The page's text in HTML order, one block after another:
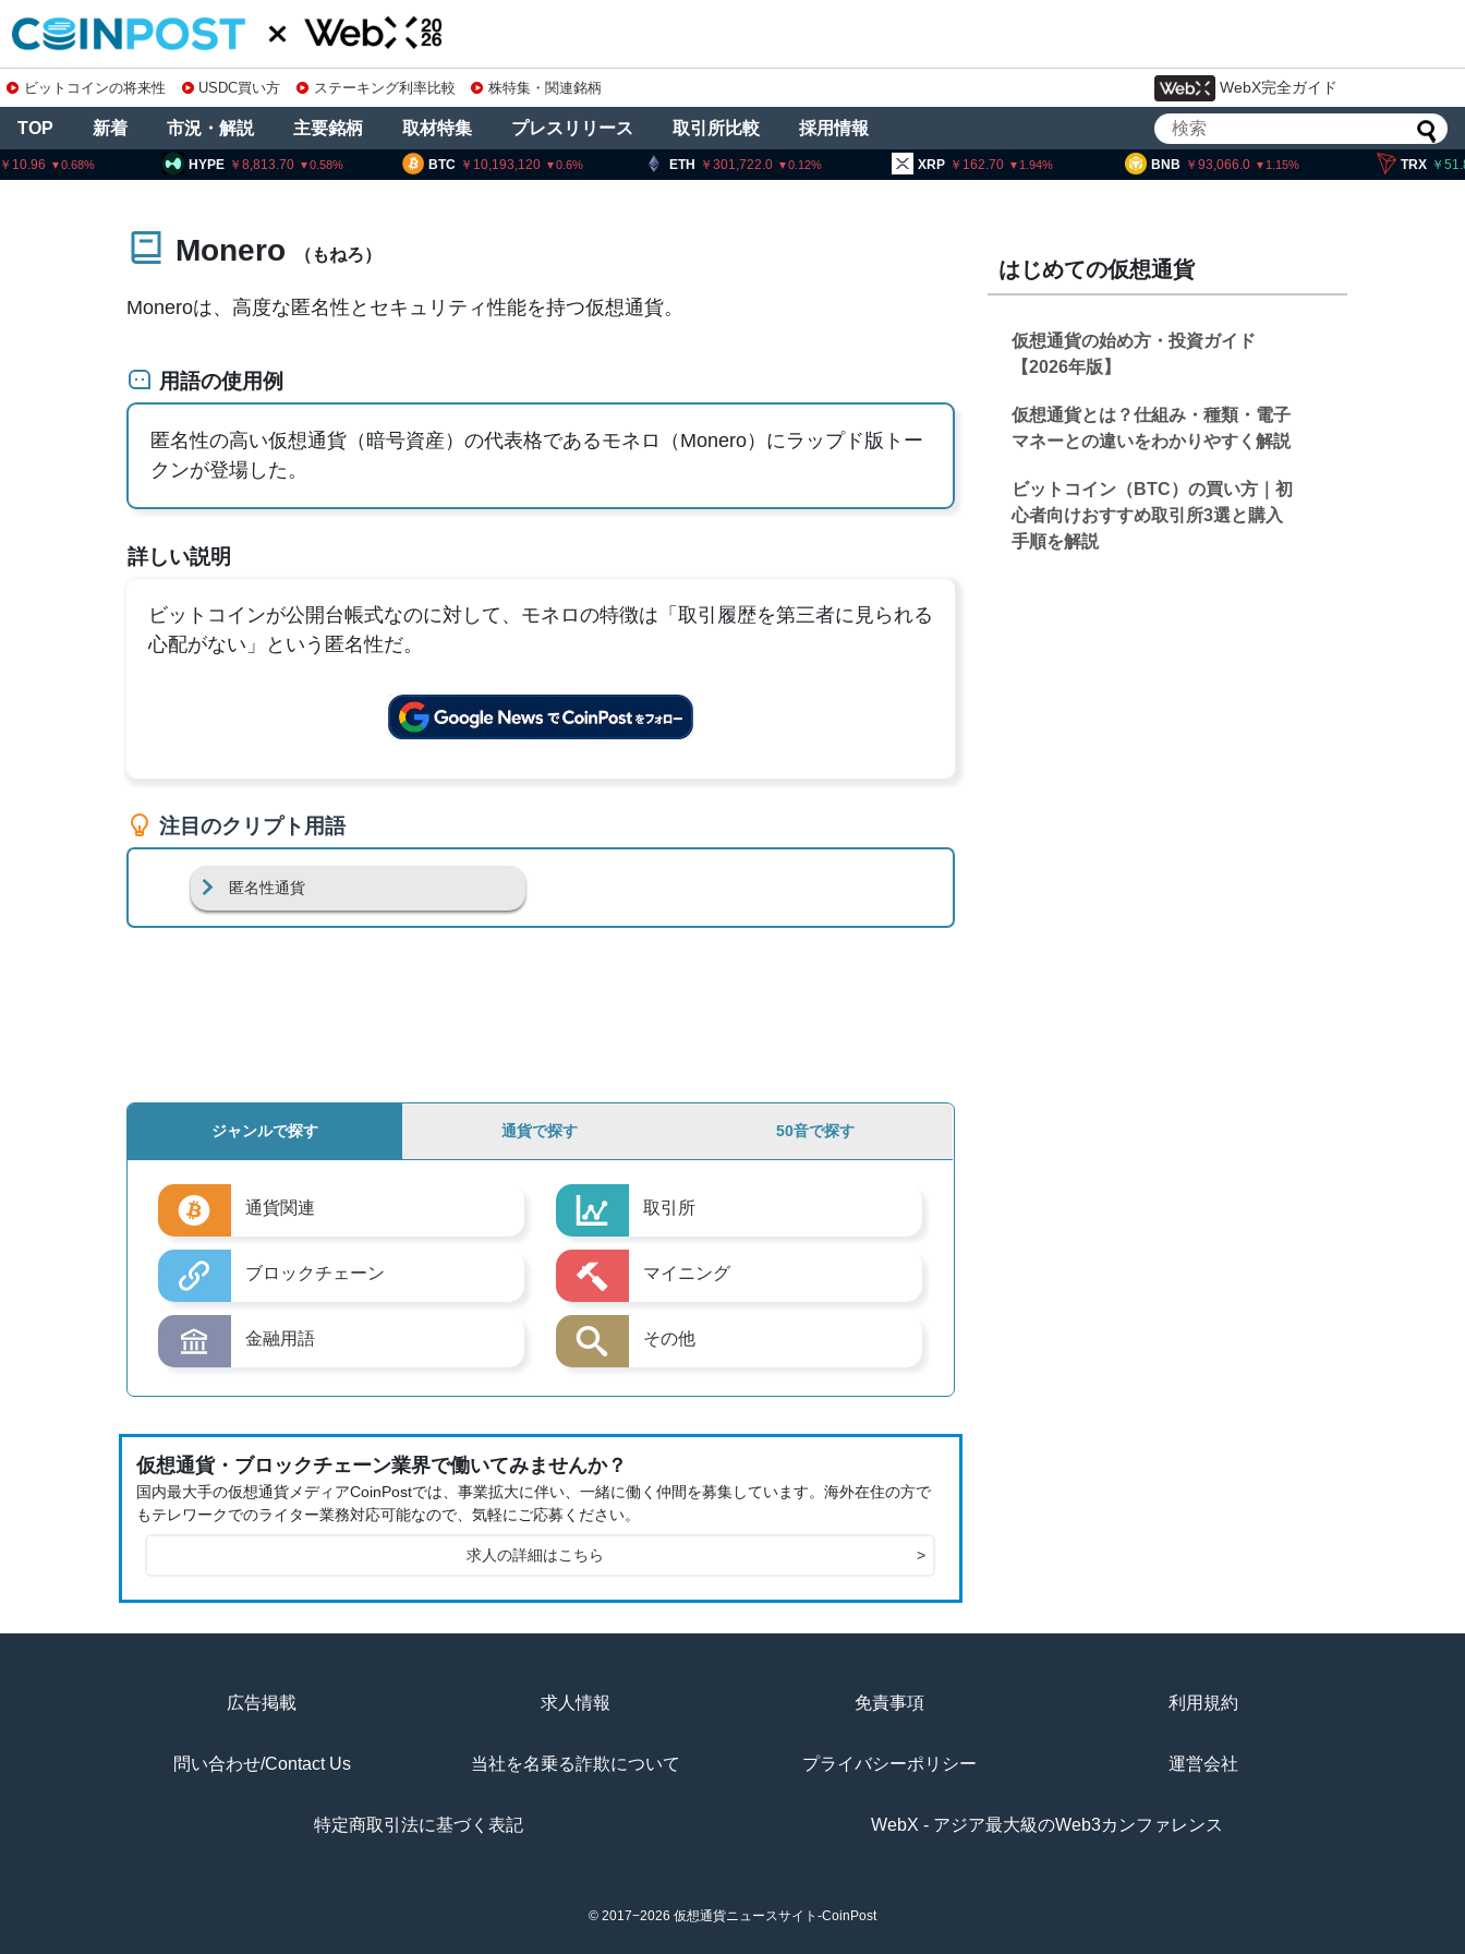
ビットコインの将来性 USDC買い方 ステーキング利率比較 株特集・関連銘柄 WebX完全ガイド
TOP 新着 市況・解説 主要銘柄 取材特集 プレスリリース 取引所比較 採用情報
BTC 10,193,120 0.6 ETH 301,722.0 0.12 XRP 162.70 1.94 BNB 93,066.0 1.15 TRX 51.83
HYPE 8,813.70 0.58
Monero （もねろ）
Moneroは、高度な匿名性とセキュリティ性能を持つ仮想通貨。
用語の使用例
匿名性の高い仮想通貨（暗号資産）の代表格であるモネロ（Monero）にラップド版トー
クンが登場した。
詳しい説明
ビットコインが公開台帳式なのに対して、モネロの特徴は「取引履歴を第三者に見られる
心配がない」という匿名性だ。
注目のクリプト用語
匿名性通貨
ジャンルで探す 通貨で探す 50音で探す
通貨関連
ブロックチェーン
金融用語
取引所
マイニング
その他
仮想通貨・ブロックチェーン業界で働いてみませんか？
国内最大手の仮想通貨メディアCoinPostでは、事業拡大に伴い、一緒に働く仲間を募集しています。海外在住の方で
もテレワークでのライター業務対応可能なので、気軽にご応募ください。
求人の詳細はこちら >
はじめての仮想通貨
仮想通貨の始め方・投資ガイド
【2026年版】
仮想通貨とは？仕組み・種類・電子
マネーとの違いをわかりやすく解説
ビットコイン（BTC）の買い方｜初
心者向けおすすめ取引所3選と購入
手順を解説
広告掲載 求人情報 免責事項 利用規約
問い合わせ/Contact Us 当社を名乗る詐欺について プライバシーポリシー 運営会社
特定商取引法に基づく表記 WebX - アジア最大級のWeb3カンファレンス
© 2017−2026 仮想通貨ニュースサイト-CoinPost